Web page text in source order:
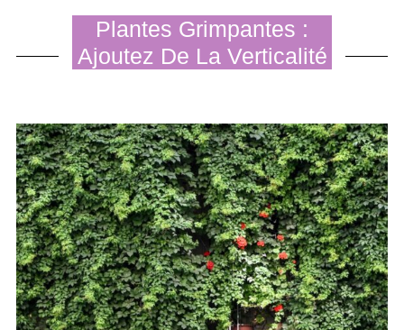
Plantes Grimpantes :
Ajoutez De La Verticalité